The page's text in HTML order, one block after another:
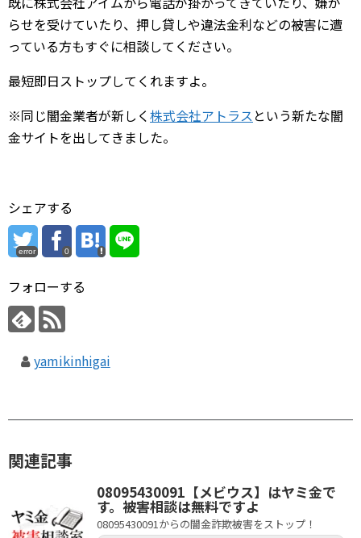
らせを受けていたり、押し貸しや違法金利などの被害に遭
っている方もすぐに相談してください。
最短即日ストップしてくれますよ。
※同じ闇金業者が新しく株式会社アトラスという新たな闇
金サイトを出してきました。
シェアする
error 0
フォローする
yamikinhigai
関連記事
08095430091【メビウス】はヤミ金で
す。被害相談は無料ですよ
08095430091からの闇金詐欺被害をストップ！